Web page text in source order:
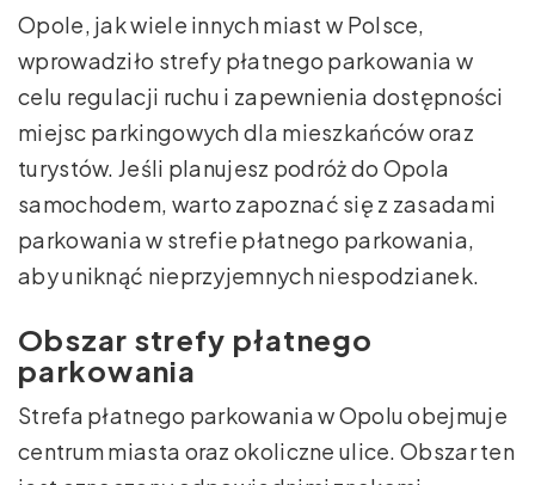
Opole, jak wiele innych miast w Polsce,
wprowadziło strefy płatnego parkowania w
celu regulacji ruchu i zapewnienia dostępności
miejsc parkingowych dla mieszkańców oraz
turystów. Jeśli planujesz podróż do Opola
samochodem, warto zapoznać się z zasadami
parkowania w strefie płatnego parkowania,
aby uniknąć nieprzyjemnych niespodzianek.
Obszar strefy płatnego
parkowania
Strefa płatnego parkowania w Opolu obejmuje
centrum miasta oraz okoliczne ulice. Obszar ten